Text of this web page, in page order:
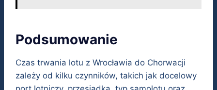
Podsumowanie
Czas trwania lotu z Wrocławia do Chorwacji
zależy od kilku czynników, takich jak docelowy